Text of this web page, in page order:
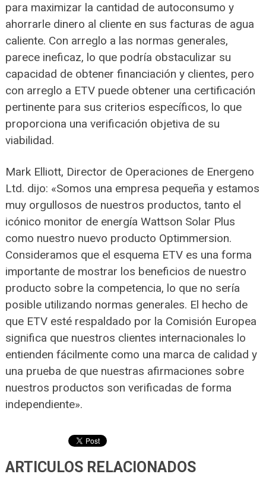
para maximizar la cantidad de autoconsumo y
ahorrarle dinero al cliente en sus facturas de agua
caliente. Con arreglo a las normas generales,
parece ineficaz, lo que podría obstaculizar su
capacidad de obtener financiación y clientes, pero
con arreglo a ETV puede obtener una certificación
pertinente para sus criterios específicos, lo que
proporciona una verificación objetiva de su
viabilidad.
Mark Elliott, Director de Operaciones de Energeno
Ltd. dijo: «Somos una empresa pequeña y estamos
muy orgullosos de nuestros productos, tanto el
icónico monitor de energía Wattson Solar Plus
como nuestro nuevo producto Optimmersion.
Consideramos que el esquema ETV es una forma
importante de mostrar los beneficios de nuestro
producto sobre la competencia, lo que no sería
posible utilizando normas generales. El hecho de
que ETV esté respaldado por la Comisión Europea
significa que nuestros clientes internacionales lo
entienden fácilmente como una marca de calidad y
una prueba de que nuestras afirmaciones sobre
nuestros productos son verificadas de forma
independiente».
ARTICULOS RELACIONADOS